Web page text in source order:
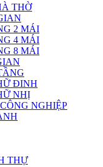
THỜ
2 MÁI
4 MÁI
8 MÁI
ĐINH
NHỊ
NGHIỆP
THỰ